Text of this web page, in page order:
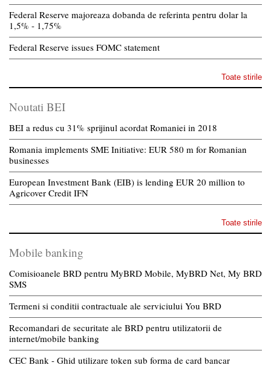
Federal Reserve majoreaza dobanda de referinta pentru dolar la
1,5% - 1,75%
Federal Reserve issues FOMC statement
Toate stirile
Noutati BEI
BEI a redus cu 31% sprijinul acordat Romaniei in 2018
Romania implements SME Initiative: EUR 580 m for Romanian
businesses
European Investment Bank (EIB) is lending EUR 20 million to
Agricover Credit IFN
Toate stirile
Mobile banking
Comisioanele BRD pentru MyBRD Mobile, MyBRD Net, My BRD
SMS
Termeni si conditii contractuale ale serviciului You BRD
Recomandari de securitate ale BRD pentru utilizatorii de
internet/mobile banking
CEC Bank - Ghid utilizare token sub forma de card bancar